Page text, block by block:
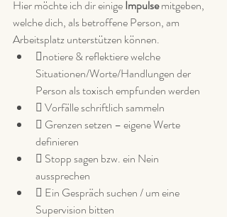
Hier möchte ich dir einige Impulse mitgeben,
welche dich, als betroffene Person, am
Arbeitsplatz unterstützen können.
notiere & reflektiere welche
Situationen/Worte/Handlungen der
Person als toxisch empfunden werden
 Vorfälle schriftlich sammeln
 Grenzen setzen – eigene Werte
definieren
 Stopp sagen bzw. ein Nein
aussprechen
 Ein Gespräch suchen / um eine
Supervision bitten